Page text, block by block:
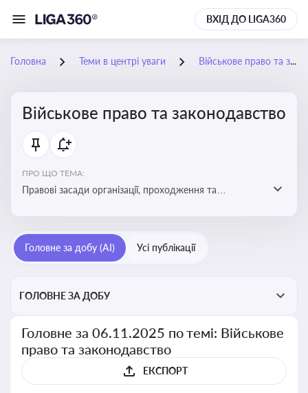
ВХІД ДО LIGA360
Головна Теми в центрі уваги Військове право та законодавство
Військове право та законодавство
ПРО ЩО ТЕМА:
Правові засади організації, проходження та
військовослужбовців у воєнний час
Головне за добу (AI) Усі публікації
ГОЛОВНЕ ЗА ДОБУ
Головне за 06.11.2025 по темі: Військове
право та законодавство
ЕКСПОРТ